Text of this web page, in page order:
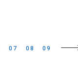
07 08 09